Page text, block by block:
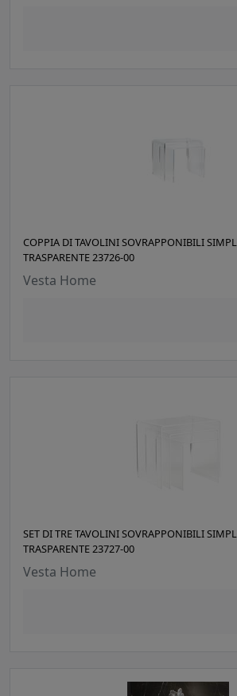
COPPIA DI TAVOLINI SOVRAPPONIBILI
TRASPARENTE 23726-00
Vesta Home
SET DI TRE TAVOLINI SOVRAPPONIBILI
TRASPARENTE 23727-00
Vesta Home